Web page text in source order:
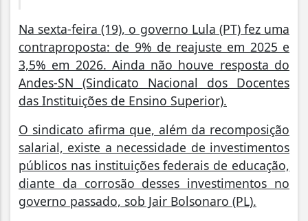
Na sexta-feira (19), o governo Lula (PT) fez uma
contraproposta: de 9% de reajuste em 2025 e
3,5% em 2026. Ainda não houve resposta do
Andes-SN (Sindicato Nacional dos Docentes
das Instituições de Ensino Superior).
O sindicato afirma que, além da recomposição
salarial, existe a necessidade de investimentos
públicos nas instituições federais de educação,
diante da corrosão desses investimentos no
governo passado, sob Jair Bolsonaro (PL).